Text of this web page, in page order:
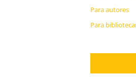
Para autores
Para